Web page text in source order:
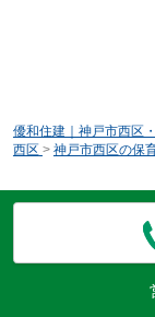
優和住建｜神戸市西区
西区 > 神戸市西区の保